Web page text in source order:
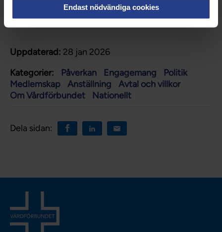
Endast nödvändiga cookies
Uppdaterad: 28 jan 2026
Kategorier:
Påverkan Engagemang
Politik
Medlemskap
Anställning
Avtal och villkor
Om Vårdförbundet
Nationellt
Dela sidan: